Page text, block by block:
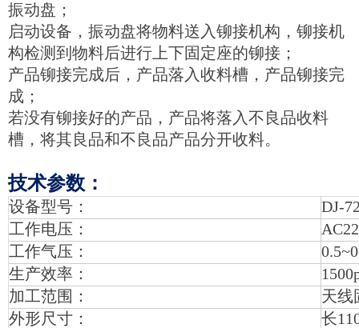
振动盘；
启动设备，振动盘将物料送入铆接机构，铆接机
构检测到物料后进行上下固定座的铆接；
产品铆接完成后，产品落入收料槽，产品铆接完
成；
若没有铆接好的产品，产品将落入不良品收料
槽，将其良品和不良品产品分开收料。
技术参数：
设备型号：
DJ-
工作电压：
工作气压：
生产效率：
加工范围：
天线
外形尺寸：
长